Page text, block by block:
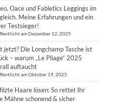
Oace und Fabletics Leggings im
Meine Erfahrungen und ein
Testsieger!
am Dezember 12, 2025
jetzt? Die Longchamp Tasche ist
– warum „Le Pliage“ 2025
auftaucht
am Oktober 19, 2025
Haare lösen: So rettet Ihr
Mähne schonend & sicher